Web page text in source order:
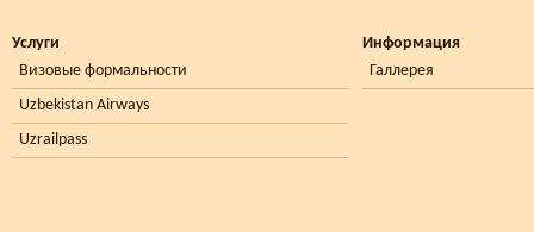
Услуги
Визовые формальности
Uzbekistan Airways
Uzrailpass
Информация
Галлерея